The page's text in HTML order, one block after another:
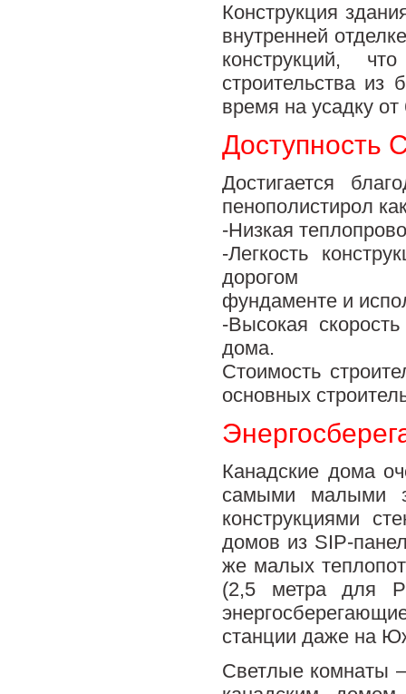
Конструкция
внутренней
конструкций,
строительства из
время на усадку
Доступность
Достигается
пенополистирол
-Низкая
-Легкость
дорогом
фундаменте и
-Высокая
дома.
Стоимость
основных
Канадские дома
самыми малыми
конструкциями
домов из SIP-
же малых
(2,5 метра для
станции даже на
Светлые комнаты